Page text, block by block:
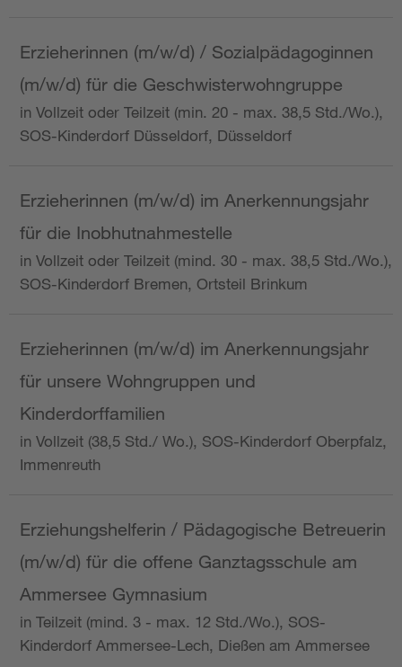
Erzieherinnen (m/w/d) / Sozialpädagoginnen
(m/w/d) für die Geschwisterwohngruppe
in Vollzeit oder Teilzeit (min. 20 - max. 38,5 Std./Wo.),
SOS-Kinderdorf Düsseldorf, Düsseldorf
Erzieherinnen (m/w/d) im Anerkennungsjahr
für die Inobhutnahmestelle
in Vollzeit oder Teilzeit (mind. 30 - max. 38,5 Std./Wo.),
SOS-Kinderdorf Bremen, Ortsteil Brinkum
Erzieherinnen (m/w/d) im Anerkennungsjahr
für unsere Wohngruppen und
Kinderdorffamilien
in Vollzeit (38,5 Std./ Wo.), SOS-Kinderdorf Oberpfalz,
Immenreuth
Erziehungshelferin / Pädagogische Betreuerin
(m/w/d) für die offene Ganztagsschule am
Ammersee Gymnasium
in Teilzeit (mind. 3 - max. 12 Std./Wo.), SOS-
Kinderdorf Ammersee-Lech, Dießen am Ammersee